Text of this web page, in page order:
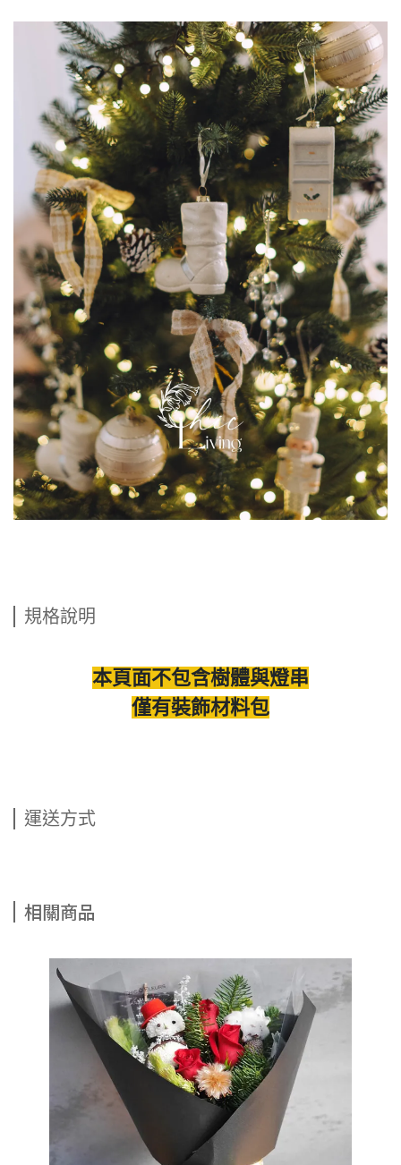
規格說明
本頁面不包含樹體與燈串
僅有裝飾材料包
運送方式
相關商品